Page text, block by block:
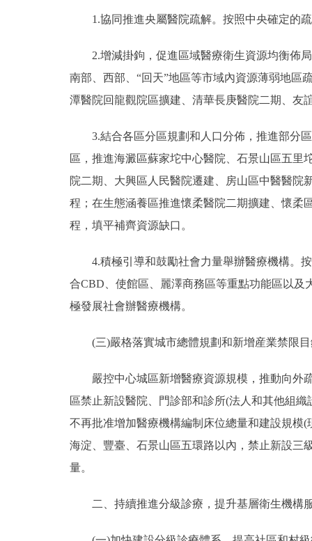
1.協同推進央屬醫院疏解。按照中央確定的疏
2.增減掛鉤，促進區域醫療衛生資源均衡佈局
南部、西部、“回天”地區等市域內資源薄弱地區
潭醫院回龍觀院區擴建、清華長庚醫院二期、友
3.結合各區分區規劃和人口分佈，推進部分區
區，推進海澱區蘇家坨中心醫院、石景山區五
院二期、大興區人民醫院遷建、房山區中醫醫
程；在生態涵養區推進懷柔醫院二期擴建、懷柔
程，填平補齊資源缺口。
4.積極引導和鼓勵社會力量舉辦醫療機構。按
合CBD、使館區、麗澤商務區等重點功能區以及
極發展社會辦醫療機構。
(三)嚴格落實城市總體規劃和新增産業禁限目
嚴控中心城區新增醫療資源規模，推動向外疏
區禁止新設醫院、門診部和診所(法人和其他組
不再批准增加醫療機構編制床位總量和建設規模
海淀、豐臺、石景山區五環路以內，禁止新設三
量。
二、持續推進分級診療，提升基層衛生機構